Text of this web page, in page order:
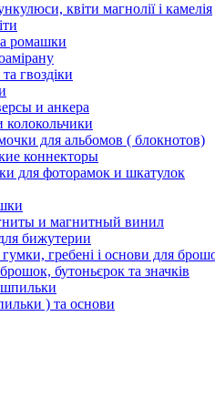
квіти магнолії і камелія
ромашки
гвоздіки
и анкера
для альбомов ( блокнотов)
коннекторы
для фоторамок и шкатулок
и магнитный винил
бижутерии
гребені і основи для
бутоньєрок та значків
) та основи